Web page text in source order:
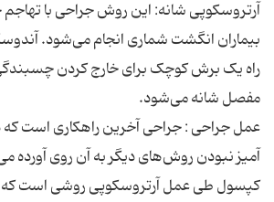
آرتروسکوپی شانه: این روش جراحی با
بیماران انگشت شماری انجام می‌شود.
راه یک برش کوچک برای خارج کردن
عمل جراحی : جراحی آخرین راهکاری است
آمیز نبودن روش‌های دیگر به آن روی آورده
کپسول طی عمل آرتروسکوپی روشی است که